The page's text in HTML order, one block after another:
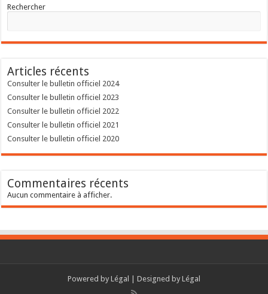
Rechercher
Articles récents
Consulter le bulletin officiel 2024
Consulter le bulletin officiel 2023
Consulter le bulletin officiel 2022
Consulter le bulletin officiel 2021
Consulter le bulletin officiel 2020
Commentaires récents
Aucun commentaire à afficher.
Powered by Légal | Designed by Légal